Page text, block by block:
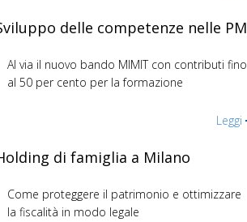
delle competenze nelle
Al via il nuovo bando MIMIT con contributi fino
al 50 per cento per la formazione
Leggi
di famiglia a Milano
Come proteggere il patrimonio e ottimizzare
la fiscalità in modo legale